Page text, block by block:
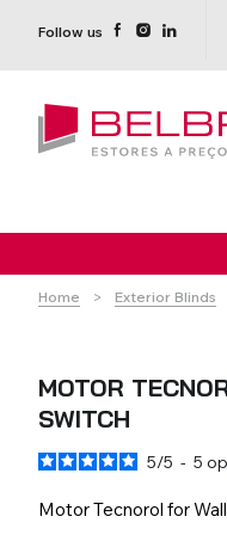
Follow us
Home Exterior Blinds
MOTOR
SWITCH
5/5 - 5
Motor Tecnorol for